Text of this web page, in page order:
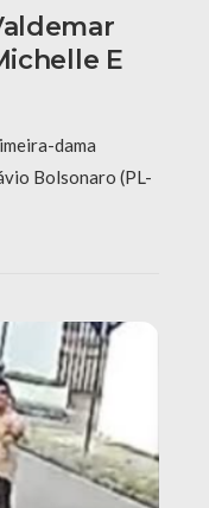
E
dama
Bolsonaro (PL-